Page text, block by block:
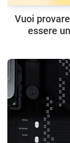
Vuoi
essere